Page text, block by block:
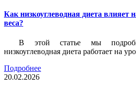
Как низкоуглеводная диета влияет
веса?
В этой статье мы
низкоуглеводная диета работает на
Подробнее
20.02.2026